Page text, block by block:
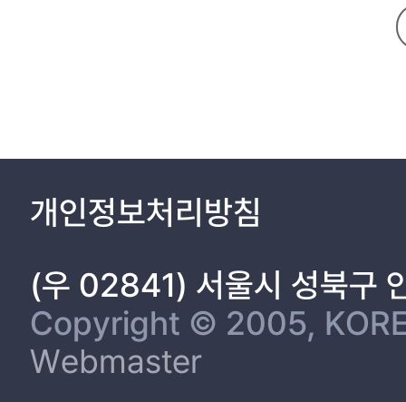
개인정보처리방침
(우 02841) 서울시 성북구
Copyright © 2005,
Webmaster